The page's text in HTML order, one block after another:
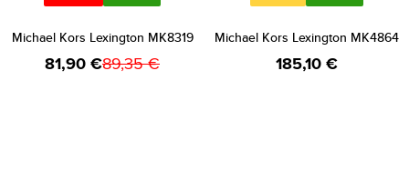
Michael Kors Lexington MK8319
81,90 €89,35 €
Michael Kors Lexington MK4864
185,10 €